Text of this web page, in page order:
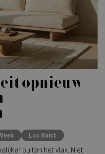
opnieuw
Luc Binst
buiten het vlak. Niet